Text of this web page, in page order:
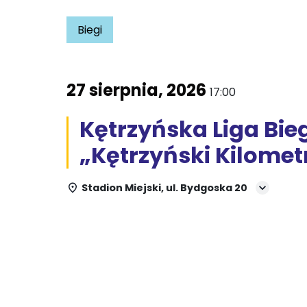
Biegi
27 sierpnia, 2026 17:00
Kętrzyńska Liga
„Kętrzyński
Stadion Miejski, ul. Bydgoska 20